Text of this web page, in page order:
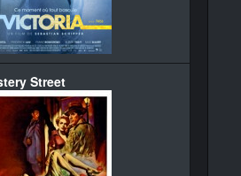
Street